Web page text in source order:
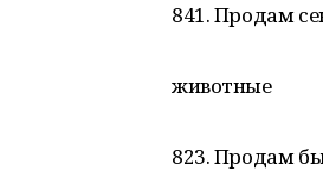
841. Продам
животные
823. Продам